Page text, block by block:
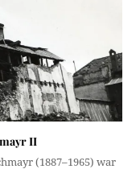
II
(1887–1965) war